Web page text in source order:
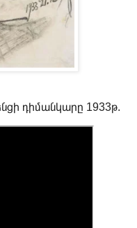
դիմանկարը 1933թ.